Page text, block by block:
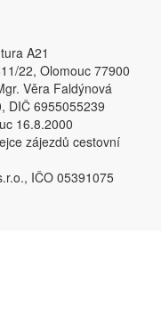
A21
22, Olomouc 77900
Věra Faldýnová
DIČ 6955055239
16.8.2000
zájezdů cestovní
IČO 05391075